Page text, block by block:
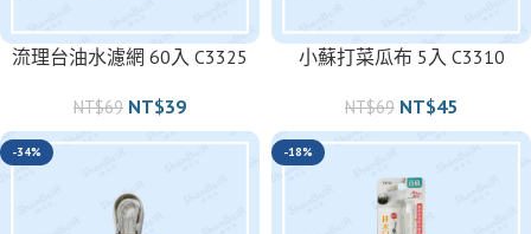
流理台油水濾網 60入 C3325
NT$69 NT$39
小蘇打菜瓜布 5入 C3310
NT$69 NT$45
-34% -18%